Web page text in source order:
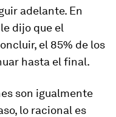
adelante. En
dijo que el
el 85% de los
hasta el final.
son igualmente
lo racional es